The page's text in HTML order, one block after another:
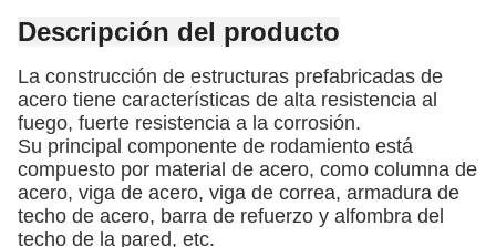
Descripción del producto
La construcción de estructuras prefabricadas de
acero tiene características de alta resistencia al
fuego, fuerte resistencia a la corrosión.
Su principal componente de rodamiento está
compuesto por material de acero, como columna de
acero, viga de acero, viga de correa, armadura de
techo de acero, barra de refuerzo y alfombra del
techo de la pared, etc.